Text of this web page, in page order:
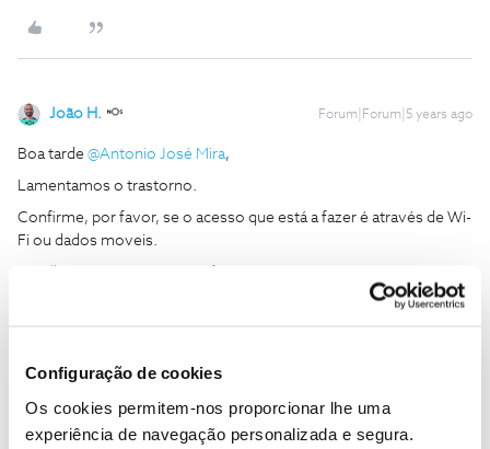
Configuração de cookies
Os cookies permitem-nos proporcionar lhe uma
experiência de navegação personalizada e segura.
João H. Forum|Forum|5 years ago
Boa tarde @Antonio José Mira,
Lamentamos o trastorno.
Confirme, por favor, se o acesso que está a fazer é através de Wi-
Fi ou dados moveis.
Ajude a comunidade a encontrar informação relevante. Marque
Siga os perfis da moderação, através da opção "Seguir", para estar
sempre a par das ultimas novidades.